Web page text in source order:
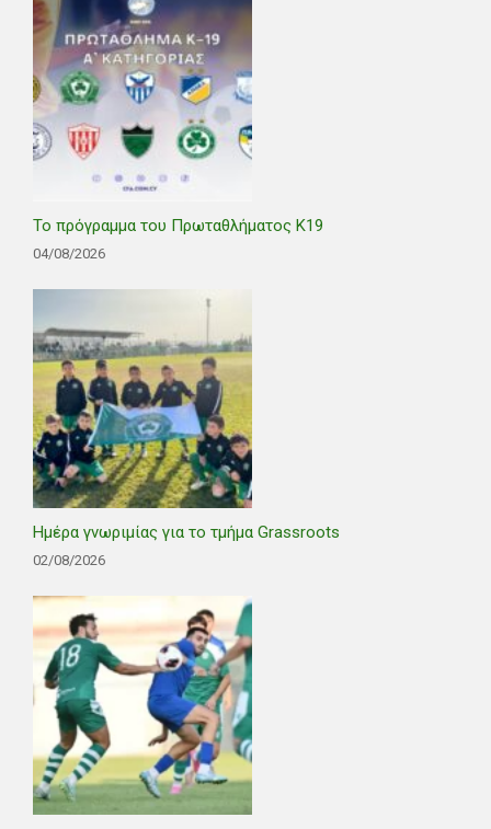
Το πρόγραμμα του Πρωταθλήματος Κ19
04/08/2026
Ημέρα γνωριμίας για το τμήμα Grassroots
02/08/2026